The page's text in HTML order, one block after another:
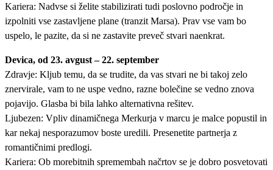
Kariera: Nadvse si želite stabilizirati tudi poslovno področje in
izpolniti vse zastavljene plane (tranzit Marsa). Prav vse vam bo
uspelo, le pazite, da si ne zastavite preveč stvari naenkrat.
Devica, od 23. avgust – 22. september
Zdravje: Kljub temu, da se trudite, da vas stvari ne bi takoj zelo
znervirale, vam to ne uspe vedno, razne bolečine se vedno znova
pojavijo. Glasba bi bila lahko alternativna rešitev.
Ljubezen: Vpliv dinamičnega Merkurja v marcu je malce popustil in
kar nekaj nesporazumov boste uredili. Presenetite partnerja z
romantičnimi predlogi.
Kariera: Ob morebitnih spremembah načrtov se je dobro posvetovati